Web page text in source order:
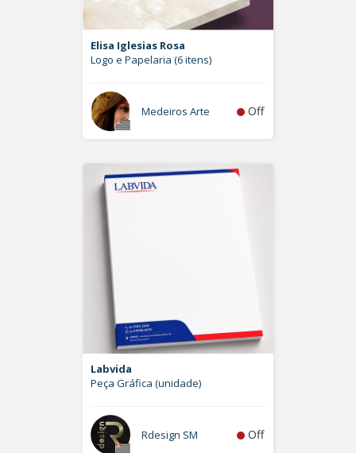
Elisa Iglesias Rosa
Logo e Papelaria (6 itens)
Medeiros Arte Off
Labvida
Peça Gráfica (unidade)
Rdesign SM Off